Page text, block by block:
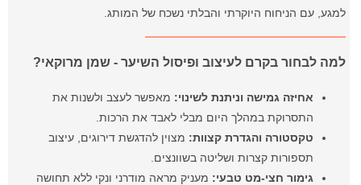
למגע, עם הניחוח היוקרתי והבלתי נשכח של המותג.
למה לבחור בקרם לעיצוב ופיסול השיער - שמן מרוקאי?
אחיזה גמישה וניתנת לשינוי: מאפשר לעצב ולשנות את
התסרוקת במהלך היום מבלי לאבד את הרכות.
טקסטורה והגדרת קצוות: מצוין להדגשת דירוגים, עיצוב
תספורות קצרות ושליטה בשוונצים.
גימור חצי-מט טבעי: מעניק מראה מודרני ונקי ללא תחושה